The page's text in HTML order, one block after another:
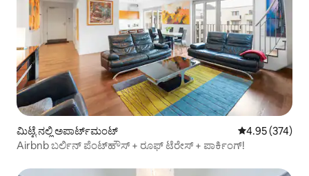
ಮಿಟ್ಟೆ ನಲ್ಲಿ ಅಪಾರ್ಟ್‌ಮಂಟ್ 5 ರಲ್ಲಿ 4.95
4.95 (374)
Airbnb ಬರ್ಲಿನ್ ಪೆಂಟ್‌ಹೌಸ್ + ರೂಫ್ ಟೆರೇಸ್ + ಪಾರ್ಕಿಂಗ್!